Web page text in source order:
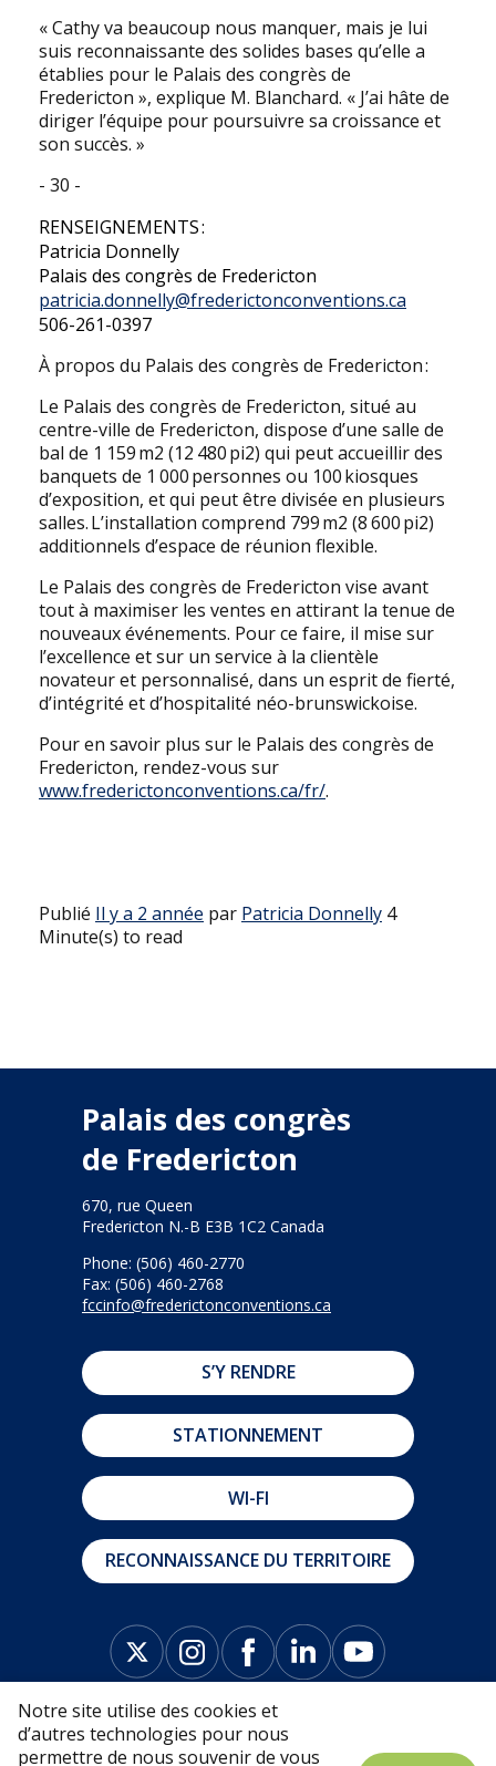
« Cathy va beaucoup nous manquer, mais je lui
suis reconnaissante des solides bases qu’elle a
établies pour le Palais des congrès de
Fredericton », explique M. Blanchard. « J’ai hâte de
diriger l’équipe pour poursuivre sa croissance et
son succès. »
- 30 -
RENSEIGNEMENTS :
Patricia Donnelly
Palais des congrès de Fredericton
patricia.donnelly@frederictonconventions.ca
506-261-0397
À propos du Palais des congrès de Fredericton :
Le Palais des congrès de Fredericton, situé au
centre-ville de Fredericton, dispose d’une salle de
bal de 1 159 m2 (12 480 pi2) qui peut accueillir des
banquets de 1 000 personnes ou 100 kiosques
d’exposition, et qui peut être divisée en plusieurs
salles. L’installation comprend 799 m2 (8 600 pi2)
additionnels d’espace de réunion flexible.
Le Palais des congrès de Fredericton vise avant
tout à maximiser les ventes en attirant la tenue de
nouveaux événements. Pour ce faire, il mise sur
l’excellence et sur un service à la clientèle
novateur et personnalisé, dans un esprit de fierté,
d’intégrité et d’hospitalité néo-brunswickoise.
Pour en savoir plus sur le Palais des congrès de
Fredericton, rendez-vous sur
www.frederictonconventions.ca/fr/.
Publié Il y a 2 année par Patricia Donnelly 4
Minute(s) to read
Palais des congrès
de Fredericton
670, rue Queen
Fredericton N.-B E3B 1C2 Canada
Phone: (506) 460-2770
Fax: (506) 460-2768
fccinfo@frederictonconventions.ca
S’Y RENDRE
STATIONNEMENT
WI-FI
RECONNAISSANCE DU TERRITOIRE
Notre site utilise des cookies et
d’autres technologies pour nous
permettre de nous souvenir de vous